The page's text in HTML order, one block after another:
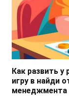
Как развить у
игру в найди
менеджмента